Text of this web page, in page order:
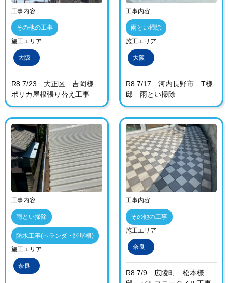
工事内容
その他の工事
施工エリア
大阪
R8.7/23 大正区 吉岡様
ポリカ屋根張り替え工事
工事内容
雨とい掃除
施工エリア
大阪
R8.7/17 河内長野市 T様
邸 雨とい掃除
工事内容
雨とい掃除
防水工事(ベランダ・陸屋根)
施工エリア
奈良
工事内容
その他の工事
施工エリア
奈良
R8.7/9 広陵町 松本様